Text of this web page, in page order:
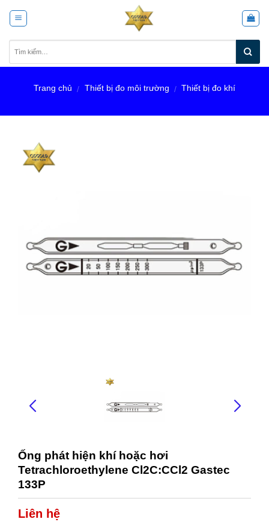
Trang chủ / Thiết bị đo môi trường / Thiết bị đo khí
Ống phát hiện khí hoặc hơi
Tetrachloroethylene Cl2C:CCl2 Gastec
133P
Liên hệ